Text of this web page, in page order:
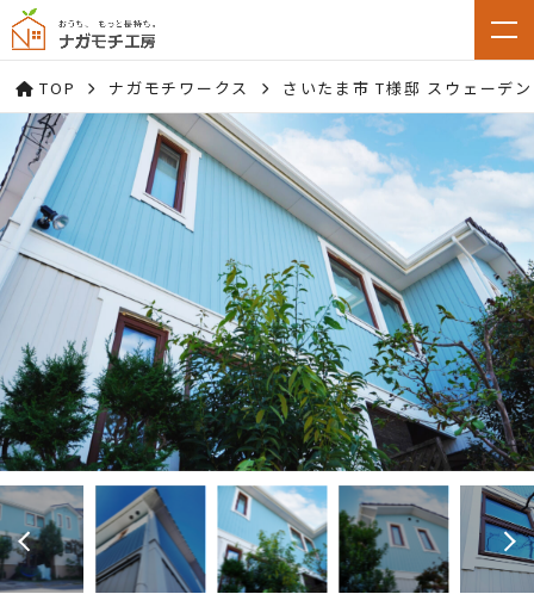
TOP ナガモチワークス さいたま市 T様邸 スウェーデ